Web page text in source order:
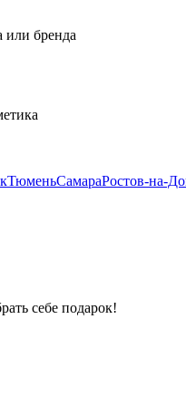
или бренда
ТюменьСамараРостов-на-
себе подарок!